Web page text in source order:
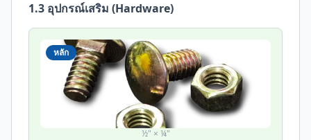
1.3 อุปกรณ์เสริม (Hardware)
หลัก
นอต+แหวน (ชุด)
½" × ¼"